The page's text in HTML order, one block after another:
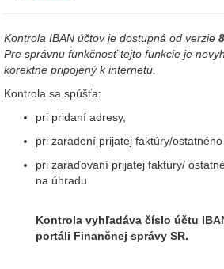
Kontrola IBAN účtov je dostupná od verzie
Pre správnu funkčnosť tejto funkcie je
korektne pripojený k internetu.
Kontrola sa spúšťa:
pri pridaní adresy,
pri zaradení prijatej faktúry/
pri zaraďovaní prijatej faktúry/
na úhradu
Kontrola vyhľadáva číslo účtu
portáli Finančnej správy SR.